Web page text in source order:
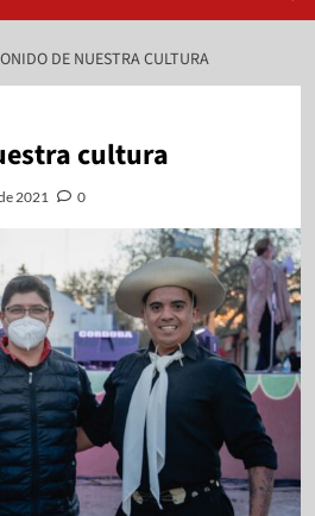
DE NUESTRA CULTURA
cultura
2021 0